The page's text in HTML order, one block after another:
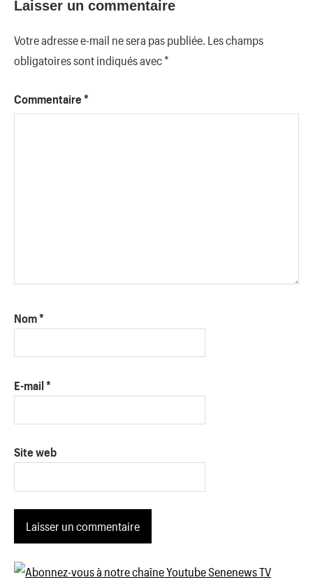
Laisser un commentaire
Votre adresse e-mail ne sera pas publiée. Les champs
obligatoires sont indiqués avec*
Commentaire *
Nom*
E-mail *
Site web